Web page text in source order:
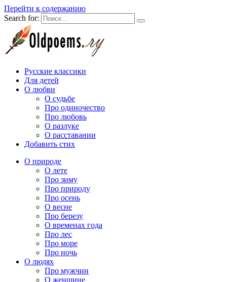
Перейти к содержанию
Search for:
Русские классики
Для детей
О любви
О судьбе
Про одиночество
Про любовь
О разлуке
О расставании
Добавить стих
О природе
О лете
Про зиму
Про природу
Про осень
О весне
Про березу
О временах года
Про лес
Про море
Про ночь
О людях
Про мужчин
О женщине